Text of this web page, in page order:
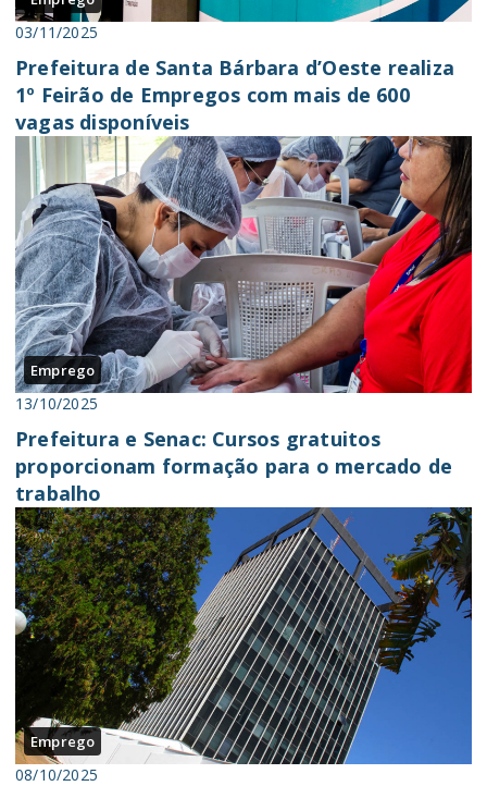
03/11/2025
Prefeitura de Santa Bárbara d’Oeste realiza
1º Feirão de Empregos com mais de 600
vagas disponíveis
Emprego
13/10/2025
Prefeitura e Senac: Cursos gratuitos
proporcionam formação para o mercado de
trabalho
Emprego
08/10/2025